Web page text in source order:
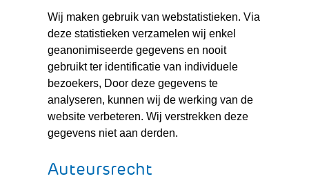
Wij maken gebruik van webstatistieken. Via
deze statistieken verzamelen wij enkel
geanonimiseerde gegevens en nooit
gebruikt ter identificatie van individuele
bezoekers, Door deze gegevens te
analyseren, kunnen wij de werking van de
website verbeteren. Wij verstrekken deze
gegevens niet aan derden.
Auteursrecht